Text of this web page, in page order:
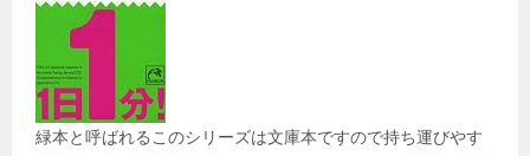
緑本と呼ばれるこのシリーズは文庫本ですので持ち運びやす